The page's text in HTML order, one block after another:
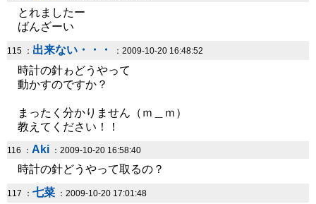
とれましたー
ばんざーい
115 ： 出来ない・・・ ：2009-10-20 16:48:52
時計の針ゎどうやって
動かすのですか？
まったく分かりません（ｍ＿ｍ）
教えてください！！
116 ： Aki ：2009-10-20 16:58:40
時計の針どうやって取るの？
117 ： 七菜 ：2009-10-20 17:01:48